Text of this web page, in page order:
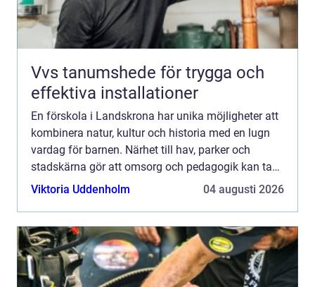
Vvs tanumshede för trygga och
effektiva installationer
En förskola i Landskrona har unika möjligheter att
kombinera natur, kultur och historia med en lugn
vardag för barnen. Närhet till hav, parker och
stadskärna gör att omsorg och pedagogik kan ta
plats både inne i förskolans lokaler och ute i
Viktoria Uddenholm 04 augusti 2026